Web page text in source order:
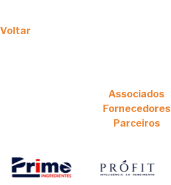
Voltar
Associados
Fornecedores
Parceiros